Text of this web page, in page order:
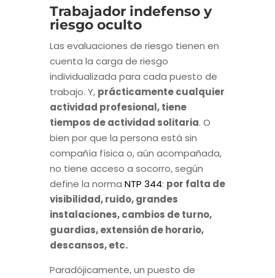
Trabajador indefenso y
riesgo oculto
Las evaluaciones de riesgo tienen en
cuenta la carga de riesgo
individualizada para cada puesto de
trabajo. Y, prácticamente cualquier
actividad profesional, tiene
tiempos de actividad solitaria. O
bien por que la persona está sin
compañía física o, aún acompañada,
no tiene acceso a socorro, según
define la norma NTP 344: por falta de
visibilidad, ruido, grandes
instalaciones, cambios de turno,
guardias, extensión de horario,
descansos, etc.
Paradójicamente, un puesto de